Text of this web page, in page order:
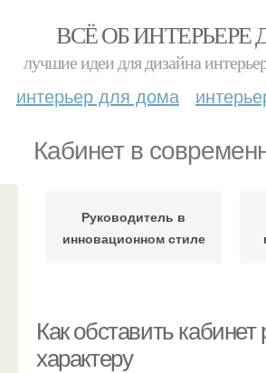
ВСЁ ОБ
лучшие идеи для дизайна
интерьер для дома
Кабинет в
Руководитель в
инновационном стиле
Как обставить
характеру